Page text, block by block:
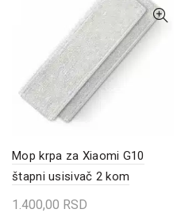
Mop krpa za Xiaomi G10
štapni usisivač 2 kom
1.400,00 RSD